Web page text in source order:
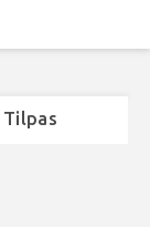
Tilpas